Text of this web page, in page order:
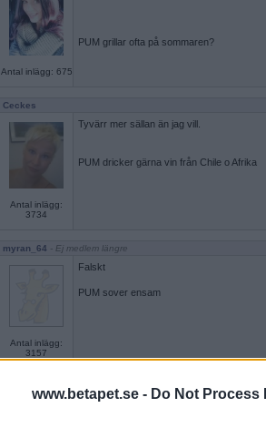
www.betapet.se - Do Not Process
Antal inlägg: 675
PUM grillar ofta på sommaren?
Ceckes
Antal inlägg:
3734
Tyvärr mer sällan än jag vill.
PUM dricker gärna vin från Chile o Afrika
myran_64 - Ej medlem längre
Antal inlägg:
3157
Falskt
PUM sover ensam